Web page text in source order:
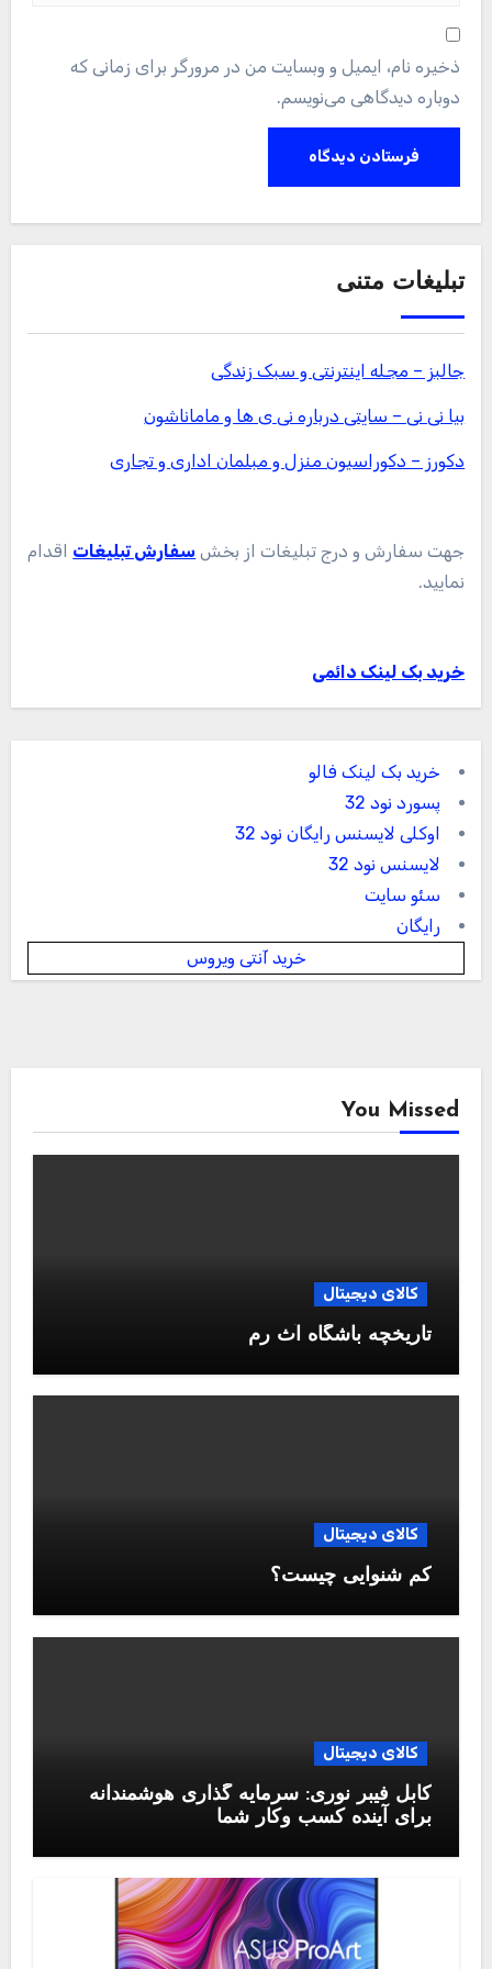
ذخیره نام، ایمیل و وبسایت من در مرورگر برای زمانی که
دوباره دیدگاهی می‌نویسم.
تبلیغات متنی
جالبز – مجله اینترنتی و سبک زندگی
بیا نی نی – سایتی درباره نی ی ها و ماماناشون
دکورز – دکوراسیون منزل و مبلمان اداری و تجاری
جهت سفارش و درج تبلیغات از بخش سفارش تبلیغات اقدام
نمایید.
خرید بک لینک دائمی
خرید بک لینک فالو
پسورد نود 32
اوکلی لایسنس رایگان نود 32
لایسنس نود 32
سئو سایت
رایگان
خرید آنتی ویروس
You Missed
کالای دیجیتال
تاریخچه باشگاه آث رم
کالای دیجیتال
کم شنوایی چیست؟
کالای دیجیتال
کابل فیبر نوری: سرمایه گذاری هوشمندانه
برای آینده کسب وکار شما